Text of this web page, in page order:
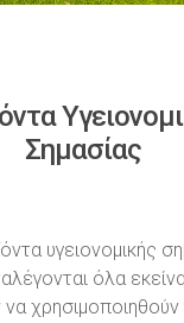
Σημασίας
υγειονομικής
όλα
χρησιμοποιηθούν